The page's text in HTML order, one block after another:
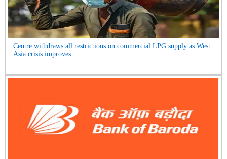
Centre withdraws all restrictions on commercial LPG supply as West
Asia crisis improves...